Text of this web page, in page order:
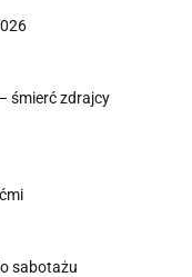
śmierć zdrajcy
sabotażu